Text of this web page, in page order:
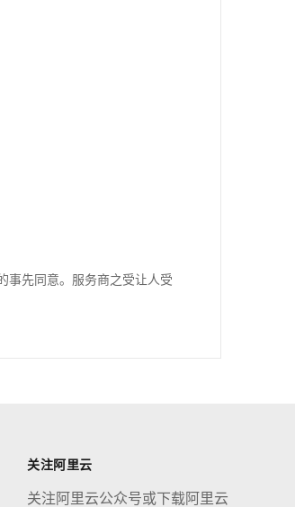
事先同意。服务商之受让人受
关注阿里云
关注阿里云公众号或下载阿里云